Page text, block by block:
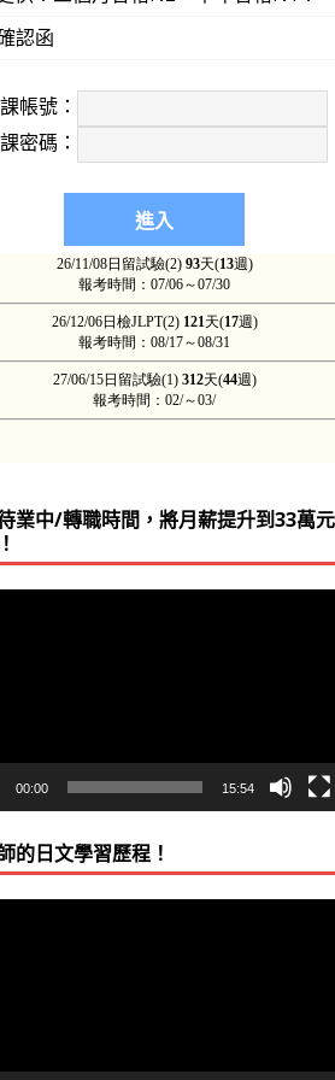
認函
帳號：
密碼：
業中/轉職時間，將月薪提升到33萬元
00:00 15:54
的日文學習歷程！